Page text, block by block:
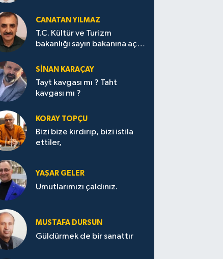
CANATAN YILMAZ
T.C. Kültür ve Turizm
bakanlığı sayın bakanına açık
SİNAN KARAÇAY
Tayt kavgası mı ? Taht
kavgası mı ?
KORAY TOPÇU
Bizi bize kırdırıp, bizi istila
ettiler,
YAŞAR GELER
Umutlarımızı çaldınız.
MUSTAFA DURSUN
Güldürmek de bir sanattır